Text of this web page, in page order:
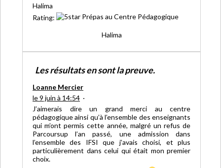
Halima
Rating:
Halima
Les résultats en sont la preuve.
Loanne Mercier
le 9 juin à 14:54 ·
J’aimerais dire un grand merci au centre
pédagogique ainsi qu’à l’ensemble des enseignants
qui m’ont permis cette année, malgré un refus de
Parcoursup l’an passé, une admission dans
l’ensemble des IFSI que j’avais choisi, et plus
particulièrement dans celui qui était mon premier
choix.